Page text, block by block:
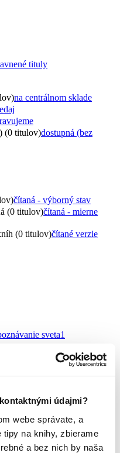
údajmi?
webe správate, a
na knihy, zbierame
a bez nich by naša
tituly
na centrálnom sklade
(0 titulov)dostupná (bez
čítaná - výborný stav
(0 titulov)čítaná - mierne
(0 titulov)čítané verzie
sveta1
1